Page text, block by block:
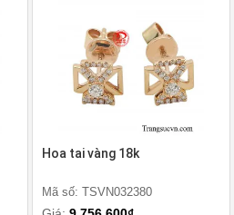
Hoa tai vàng 18k
Mã số: TSVN032380